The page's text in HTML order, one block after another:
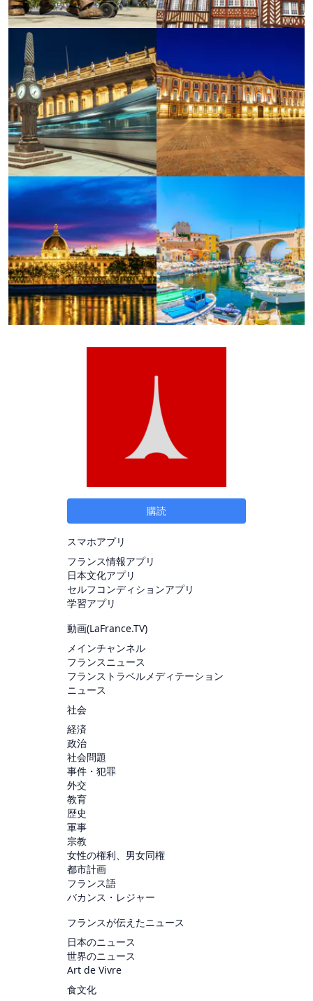
購読
スマホアプリ
フランス情報アプリ
日本文化アプリ
セルフコンディションアプリ
学習アプリ
動画(LaFrance.TV)
メインチャンネル
フランスニュース
フランストラベルメディテーション
ニュース
社会
経済
政治
社会問題
事件・犯罪
外交
教育
歴史
軍事
宗教
女性の権利、男女同権
都市計画
フランス語
バカンス・レジャー
フランスが伝えたニュース
日本のニュース
世界のニュース
Art de Vivre
食文化